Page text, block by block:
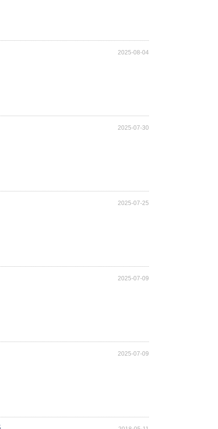
2025-08-04
2025-07-30
2025-07-25
2025-07-09
2025-07-09